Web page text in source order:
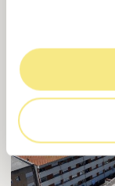
Financiado